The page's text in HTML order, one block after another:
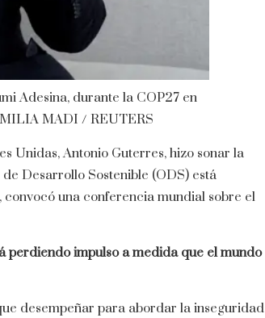
Adesina, durante la COP27 en
MADI / REUTERS
Unidas, Antonio Guterres, hizo sonar la
Desarrollo Sostenible (ODS) está
una conferencia mundial sobre el
impulso a medida que el mundo
desempeñar para abordar la inseguridad